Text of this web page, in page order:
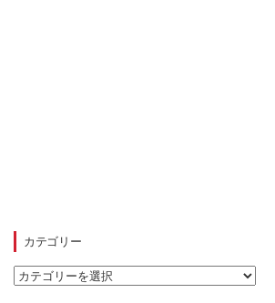
カテゴリー
カ
テ